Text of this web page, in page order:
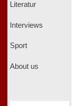
Literatur
Interviews
Sport
About us